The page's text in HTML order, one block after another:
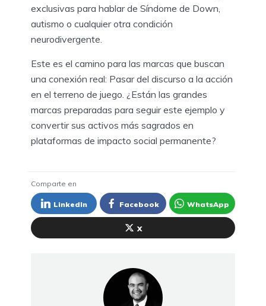
exclusivas para hablar de Síndome de Down,
autismo o cualquier otra condición
neurodivergente.
Este es el camino para las marcas que buscan
una conexión real: Pasar del discurso a la acción
en el terreno de juego. ¿Están las grandes
marcas preparadas para seguir este ejemplo y
convertir sus activos más sagrados en
plataformas de impacto social permanente?
Comparte en
LinkedIn Facebook WhatsApp
X